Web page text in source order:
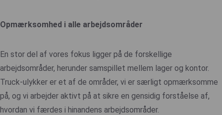
Opmærksomhed i alle arbejdsområder
En stor del af vores fokus ligger på de forskellige
arbejdsområder, herunder samspillet mellem lager og kontor.
Truck-ulykker er et af de områder, vi er særligt opmærksomme
på, og vi arbejder aktivt på at sikre en gensidig forståelse af,
hvordan vi færdes i hinandens arbejdsområder.